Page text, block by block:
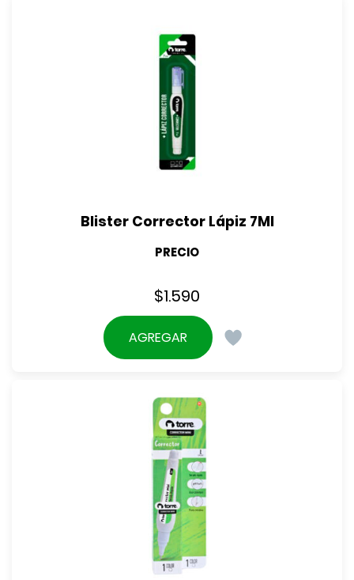
Blister Corrector Lápiz 7Ml
PRECIO
$1.590
AGREGAR